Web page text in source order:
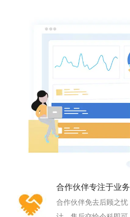
合作伙伴专注于业务
合作伙伴免去后顾之